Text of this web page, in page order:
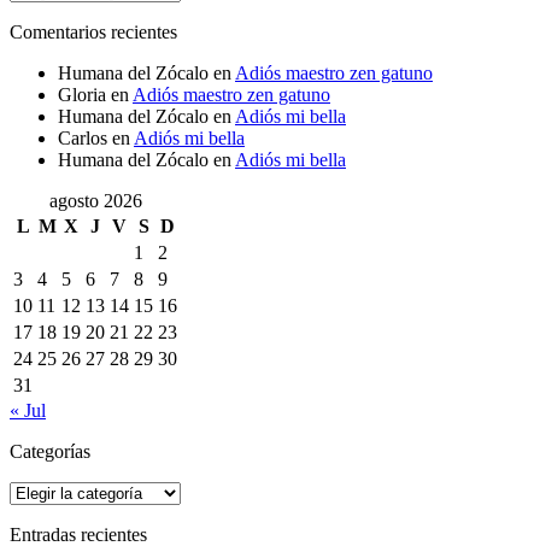
Comentarios recientes
Humana del Zócalo en Adiós maestro zen gatuno
Gloria en Adiós maestro zen gatuno
Humana del Zócalo en Adiós mi bella
Carlos en Adiós mi bella
Humana del Zócalo en Adiós mi bella
agosto 2026
L M X J V S D
1
2
3
4 5 6 7 8
9
10 11 12 13 14 15 16
17 18 19 20 21 22 23
24 25 26 27 28 29 30
31
« Jul
Categorías
Categorías
Entradas recientes